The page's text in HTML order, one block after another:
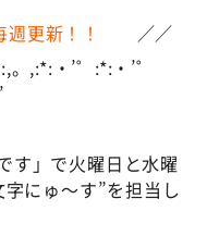
更新！！
／／
,:*:・’゜:*:・’゜
す」で火曜日と水曜
にゅ〜す”を担当し